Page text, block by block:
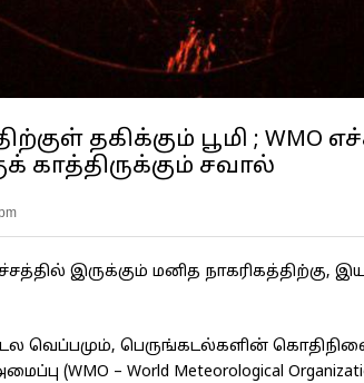
தகிக்கும் பூமி ; WMO
காத்திருக்கும் சவால்
இருக்கும் மனித நாகரிகத்திற்கு,
வெப்பமும், பெருங்கடல்களின்
(WMO – World Meteorological